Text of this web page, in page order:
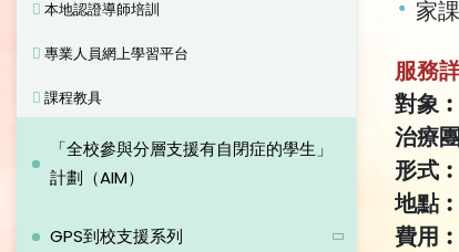
本地認證導師培訓
專業人員網上學習平台
課程教具
「全校參與分層支援有自閉症的學生」
計劃（AIM）
GPS到校支援系列
家
服務
對象︰
治療
形式︰
地點︰
費用︰